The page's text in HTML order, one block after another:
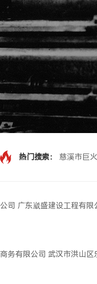
热门搜索： 慈溪市巨
公司 广东崴盛建设工程有限
商务有限公司 武汉市洪山区